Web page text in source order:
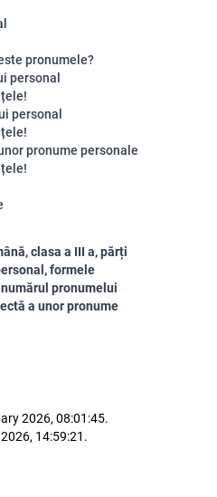
pronumele?
personal
personal
pronume personale
clasa a III a, părți
formele
pronumelui
a unor pronume
2026, 08:01:45.
14:59:21.